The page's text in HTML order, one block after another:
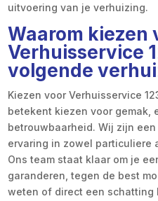
uitvoering van je verhuizing.
Waarom kiezen
Verhuisservice
volgende
Kiezen voor Verhuisservice
betekent kiezen voor gemak,
betrouwbaarheid. Wij zijn
ervaring in zowel particuliere
Ons team staat klaar om je
garanderen, tegen de best
weten of direct een schatting